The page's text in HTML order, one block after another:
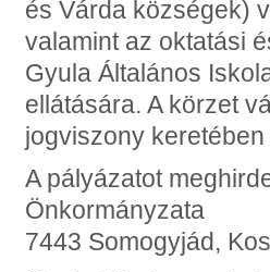
és Várda községek)
valamint az oktatási
Gyula Általános
ellátására. A körzet
jogviszony
A pályázatot
Önkormányzata
7443 Somogyjád,